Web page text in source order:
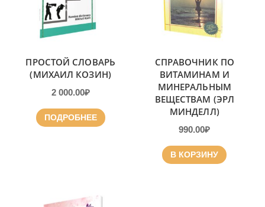
ПРОСТОЙ СЛОВАРЬ
(МИХАИЛ КОЗИН)
2 000.00₽
ПОДРОБНЕЕ
СПРАВОЧНИК ПО
ВИТАМИНАМ И
МИНЕРАЛЬНЫМ
ВЕЩЕСТВАМ (ЭРЛ
МИНДЕЛЛ)
990.00₽
В КОРЗИНУ